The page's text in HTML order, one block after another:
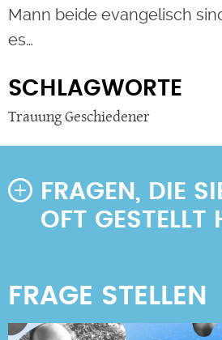
Mann beide evangelisch
es…
SCHLAGWORTE
Trauung Geschiedener
FRAGEN, DIE
OFT GESTELLT